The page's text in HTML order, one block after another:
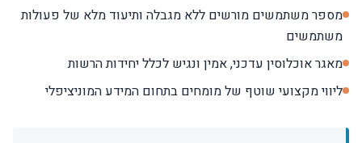
מספר משתמשים מורשים ללא מגבלה ותיעוד מלא של פעולות
משתמשים
מאגר אוכלוסין עדכני, אמין ונגיש לכלל יחידות הרשות
ליווי מקצועי שוטף של מומחים בתחום המידע המוניציפלי